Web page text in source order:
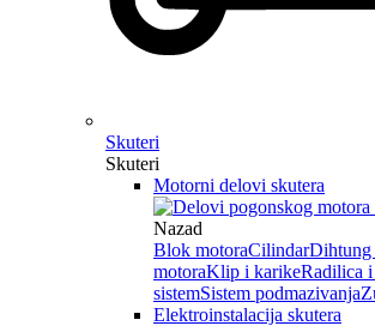
Skuteri
Skuteri
Motorni delovi skutera
Nazad
Blok motoraCilindarDihtung
motoraKlip i karikeRadilica
sistemSistem podmazivanja
Elektroinstalacija skutera